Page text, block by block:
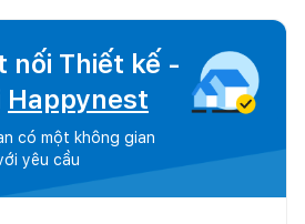
nối Thiết kế -
Happynest
có một không gian
yêu cầu